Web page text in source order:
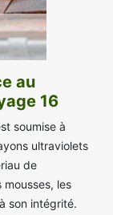
au
16
soumise à
ultraviolets
de
mousses, les
son intégrité.